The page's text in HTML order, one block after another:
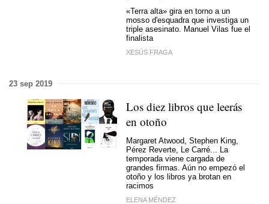
«Terra alta» gira en torno a un
mosso d'esquadra que investiga un
triple asesinato. Manuel Vilas fue el
finalista
XESÚS FRAGA
23 sep 2019
Los diez libros que leerás
en otoño
Margaret Atwood, Stephen King,
Pérez Reverte, Le Carré... La
temporada viene cargada de
grandes firmas. Aún no empezó el
otoño y los libros ya brotan en
racimos
ELENA MÉNDEZ